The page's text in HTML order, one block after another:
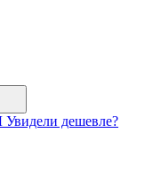
Увидели дешевле?